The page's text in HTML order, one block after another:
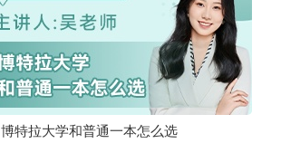
博特拉大学和普通一本怎么选